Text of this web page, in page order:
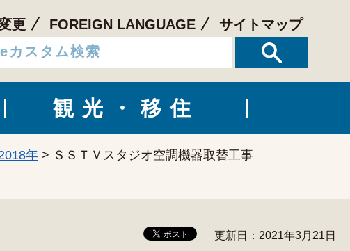
更 FOREIGN LANGUAGE サイトマップ
観光・移住
年> ＳＳＴＶスタジオ空調機器取替工事
更新日：2021年3月21日